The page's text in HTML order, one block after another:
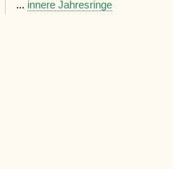
... innere Jahresringe